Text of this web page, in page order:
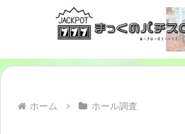
ホーム ホール調査